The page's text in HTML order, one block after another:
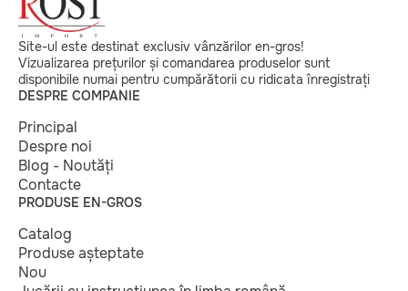
Site-ul este destinat exclusiv vânzărilor en-gros!
Vizualizarea prețurilor și comandarea produselor sunt
disponibile numai pentru cumpărătorii cu ridicata înregistrați
DESPRE COMPANIE
Principal
Despre noi
Blog - Noutăți
Contacte
PRODUSE EN-GROS
Catalog
Produse așteptate
Nou